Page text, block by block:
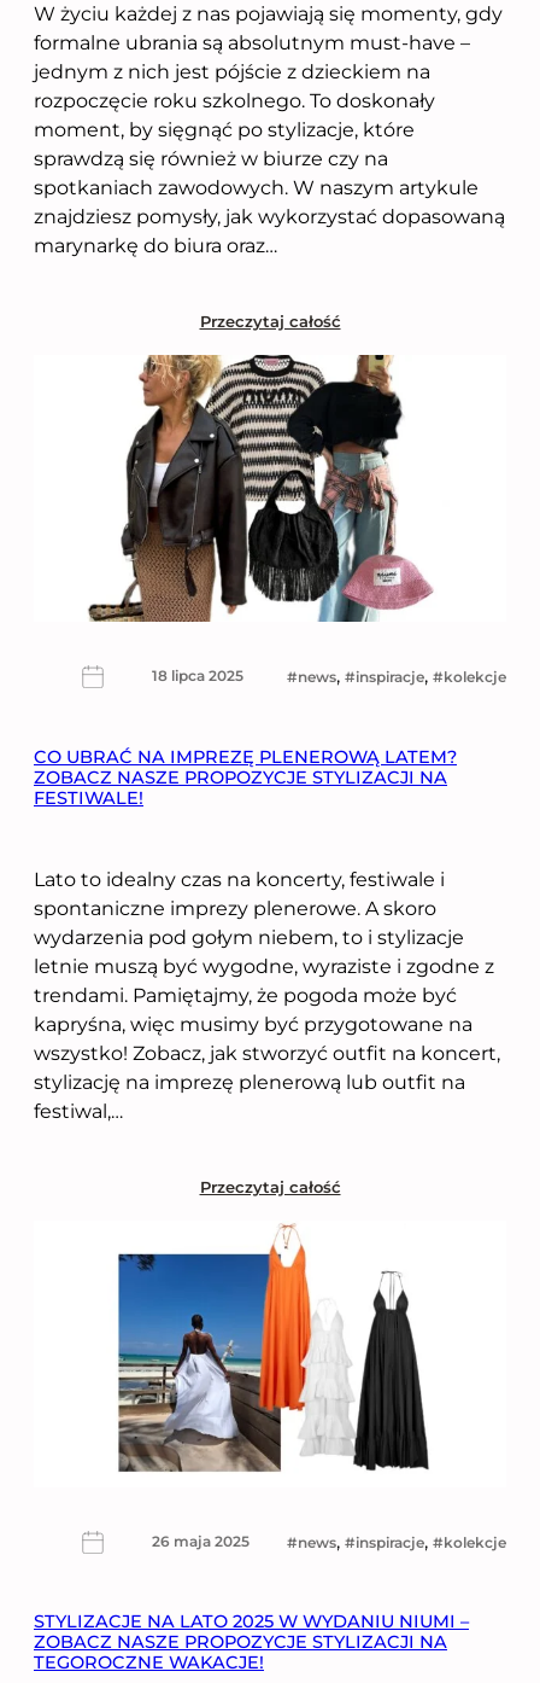
W życiu każdej z nas pojawiają się momenty, gdy
formalne ubrania są absolutnym must-have –
jednym z nich jest pójście z dzieckiem na
rozpoczęcie roku szkolnego. To doskonały
moment, by sięgnąć po stylizacje, które
sprawdzą się również w biurze czy na
spotkaniach zawodowych. W naszym artykule
znajdziesz pomysły, jak wykorzystać dopasowaną
marynarkę do biura oraz…
Przeczytaj całość
18 lipca 2025 news, inspiracje, kolekcje
CO UBRAĆ NA IMPREZĘ PLENEROWĄ LATEM?
ZOBACZ NASZE PROPOZYCJE STYLIZACJI NA
FESTIWALE!
Lato to idealny czas na koncerty, festiwale i
spontaniczne imprezy plenerowe. A skoro
wydarzenia pod gołym niebem, to i stylizacje
letnie muszą być wygodne, wyraziste i zgodne z
trendami. Pamiętajmy, że pogoda może być
kapryśna, więc musimy być przygotowane na
wszystko! Zobacz, jak stworzyć outfit na koncert,
stylizację na imprezę plenerową lub outfit na
festiwal,…
Przeczytaj całość
26 maja 2025 news, inspiracje, kolekcje
STYLIZACJE NA LATO 2025 W WYDANIU NIUMI –
ZOBACZ NASZE PROPOZYCJE STYLIZACJI NA
TEGOROCZNE WAKACJE!